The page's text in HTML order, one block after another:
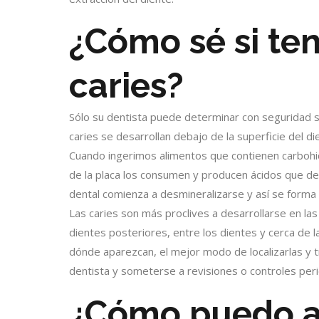
¿Cómo sé si
caries?
Sólo su dentista puede determinar con seguridad
caries se desarrollan debajo de la superficie del
Cuando ingerimos alimentos que contienen
de la placa los consumen y producen ácidos que
dental comienza a desmineralizarse y así se forma
Las caries son más proclives a desarrollarse en
dientes posteriores, entre los dientes y cerca de
dónde aparezcan, el mejor modo de localizarlas
dentista y someterse a revisiones o controles